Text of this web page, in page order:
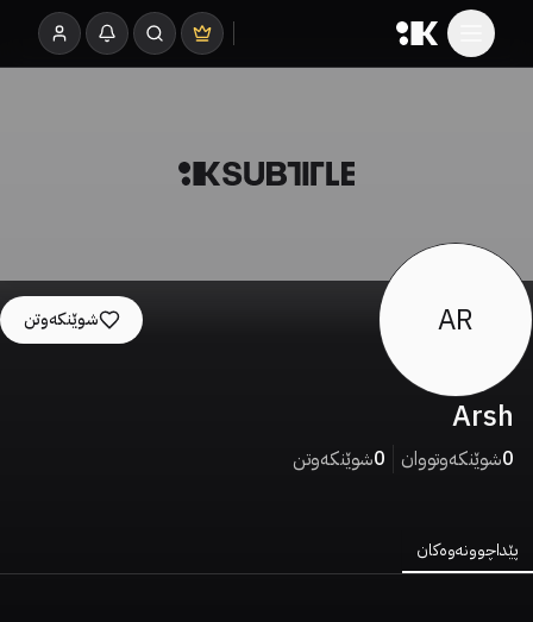
AR
Arsh
0شوێنکەوتووان 0شوێنکەوتن
شوێنکەوتن
پێداچوونەوەکان